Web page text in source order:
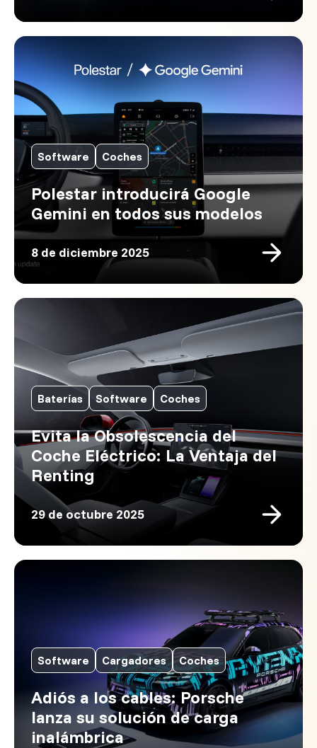
Software Coches
Polestar introducirá Google
Gemini en todos sus modelos
8 de diciembre 2025
Baterías Software Coches
Evita la Obsolescencia del
Coche Eléctrico: La Ventaja del
Renting
29 de octubre 2025
Software Cargadores Coches
Adiós a los cables: Porsche
lanza su solución de carga
inalámbrica